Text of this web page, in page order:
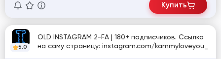
Купить
5.0
OLD INSTAGRAM 2-FA | 180+ подписчиков. Ссылка
на саму страницу: instagram.com/kammyloveyou_